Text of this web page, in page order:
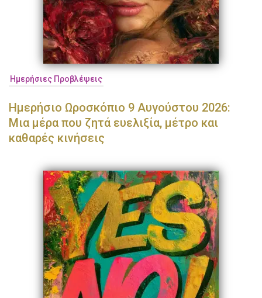
Ημερήσιες Προβλέψεις
Ημερήσιο Ωροσκόπιο 9 Αυγούστου 2026:
Μια μέρα που ζητά ευελιξία, μέτρο και
καθαρές κινήσεις